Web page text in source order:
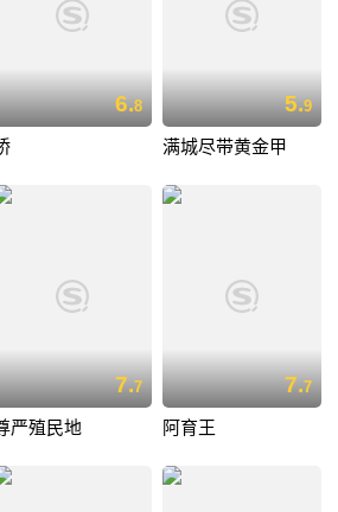
6.8 5.9
满城尽带黄金甲
7.7
严殖民地
7.7
阿育王